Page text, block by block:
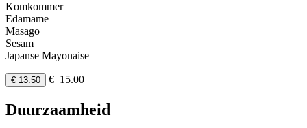
Komkommer
Edamame
Masago
Sesam
Japanse Mayonaise
€ 13.50 € 15.00
Duurzaamheid